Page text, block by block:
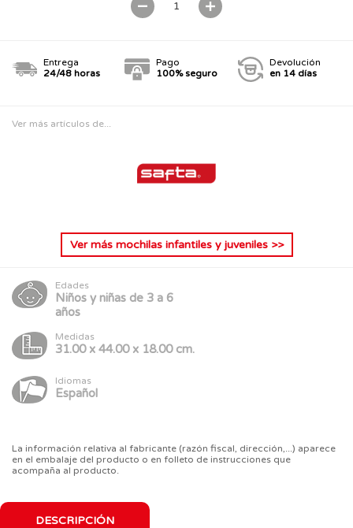
Entrega
24/48 horas
Pago
100% seguro
Devolución
en 14 días
Ver más artículos de...
Ver más mochilas infantiles y juveniles>>
Edades
Niños y niñas de 3 a 6
años
Medidas
31.00 x 44.00 x 18.00 cm.
Idiomas
Español
La información relativa al fabricante (razón fiscal, dirección,...) aparece
en el embalaje del producto o en folleto de instrucciones que
acompaña al producto.
DESCRIPCIÓN